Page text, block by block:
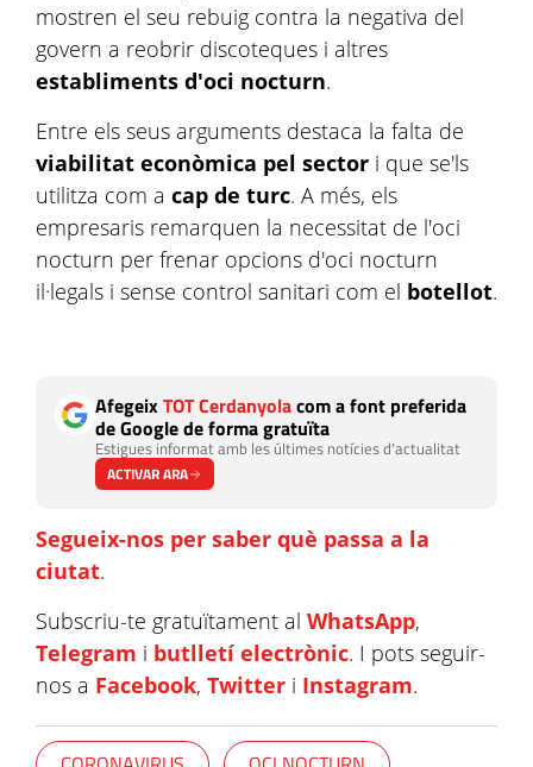
mostren el seu rebuig contra la negativa del
govern a reobrir discoteques i altres
establiments d'oci nocturn.
Entre els seus arguments destaca la falta de
viabilitat econòmica pel sector i que se'ls
utilitza com a cap de turc. A més, els
empresaris remarquen la necessitat de l'oci
nocturn per frenar opcions d'oci nocturn
il·legals i sense control sanitari com el botellot.
AfegeixTOT Cerdanyolacom a font preferida
de Google de forma gratuïta
Estigues informat amb les últimes notícies d'actualitat
ACTIVAR ARA
Segueix-nos per saber què passa a la
ciutat.
Subscriu-te gratuïtament al WhatsApp,
Telegram i butlletí electrònic. I pots seguir-
nos a Facebook, Twitter i Instagram.